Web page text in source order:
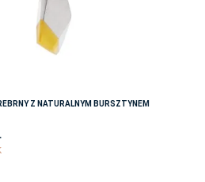
Z NATURALNYM BURSZTYNEM